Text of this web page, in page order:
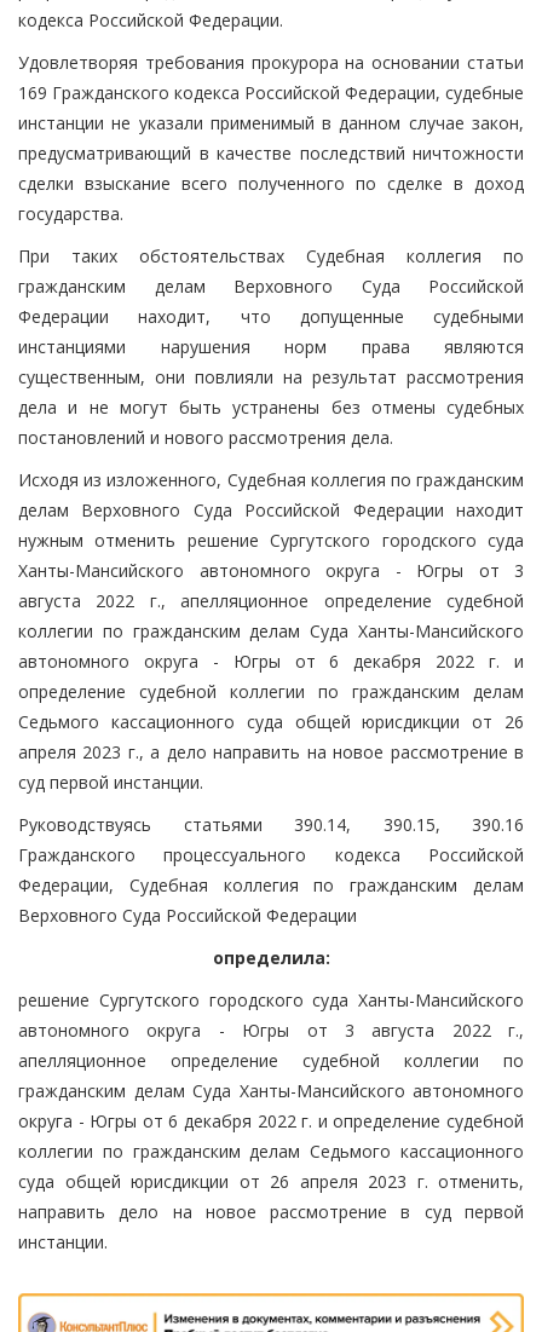
кодекса Российской Федерации.
Удовлетворяя требования прокурора на основании статьи
169 Гражданского кодекса Российской Федерации, судебные
инстанции не указали применимый в данном случае закон,
предусматривающий в качестве последствий ничтожности
сделки взыскание всего полученного по сделке в доход
государства.
При таких обстоятельствах Судебная коллегия по
гражданским делам Верховного Суда Российской
Федерации находит, что допущенные судебными
инстанциями нарушения норм права являются
существенным, они повлияли на результат рассмотрения
дела и не могут быть устранены без отмены судебных
постановлений и нового рассмотрения дела.
Исходя из изложенного, Судебная коллегия по гражданским
делам Верховного Суда Российской Федерации находит
нужным отменить решение Сургутского городского суда
Ханты-Мансийского автономного округа - Югры от 3
августа 2022 г., апелляционное определение судебной
коллегии по гражданским делам Суда Ханты-Мансийского
автономного округа - Югры от 6 декабря 2022 г. и
определение судебной коллегии по гражданским делам
Седьмого кассационного суда общей юрисдикции от 26
апреля 2023 г., а дело направить на новое рассмотрение в
суд первой инстанции.
Руководствуясь статьями 390.14, 390.15, 390.16
Гражданского процессуального кодекса Российской
Федерации, Судебная коллегия по гражданским делам
Верховного Суда Российской Федерации
определила:
решение Сургутского городского суда Ханты-Мансийского
автономного округа - Югры от 3 августа 2022 г.,
апелляционное определение судебной коллегии по
гражданским делам Суда Ханты-Мансийского автономного
округа - Югры от 6 декабря 2022 г. и определение судебной
коллегии по гражданским делам Седьмого кассационного
суда общей юрисдикции от 26 апреля 2023 г. отменить,
направить дело на новое рассмотрение в суд первой
инстанции.